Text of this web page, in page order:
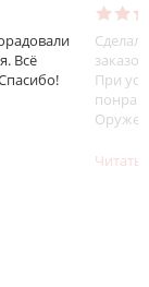
Всё
При
Читать